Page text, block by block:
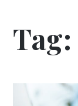
Tag: